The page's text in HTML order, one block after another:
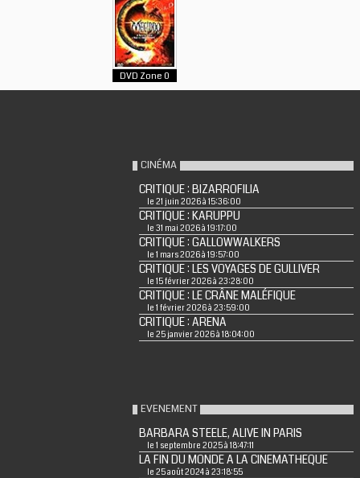
DVD Zone 0
CINÉMA
CRITIQUE : BIZARROFILIA
le 21 juin 2026 à 15:36:00
CRITIQUE : KARUPPU
le 31 mai 2026 à 19:17:00
CRITIQUE : GALLOWWALKERS
le 1 mars 2026 à 19:57:00
CRITIQUE : LES VOYAGES DE GULLIVER
le 15 février 2026 à 23:28:00
CRITIQUE : LE CRÂNE MALÉFIQUE
le 1 février 2026 à 23:59:00
CRITIQUE : ARENA
le 25 janvier 2026 à 18:04:00
EVENEMENT
BARBARA STEELE, ALIVE IN PARIS
le 1 septembre 2025 à 18:47:11
LA FIN DU MONDE A LA CINEMATHEQUE
le 25 août 2024 à 23:18:55